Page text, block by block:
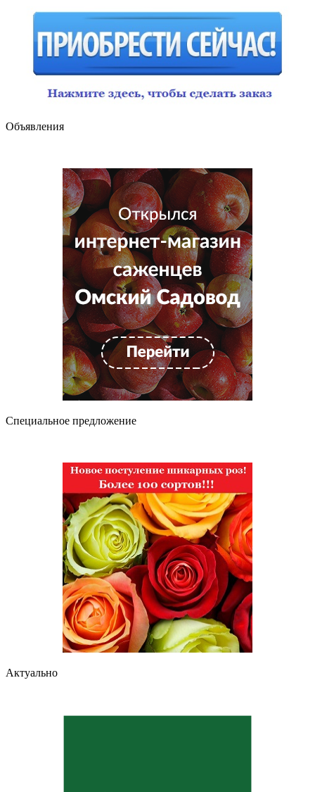
Объявления
Специальное предложение
Актуально